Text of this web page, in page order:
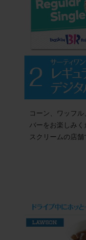
コーン、ワッフ
バーをお楽しみ
スクリームの店舗